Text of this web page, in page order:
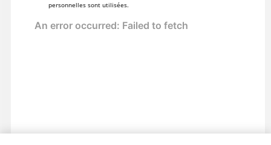
personnelles sont utilisées.